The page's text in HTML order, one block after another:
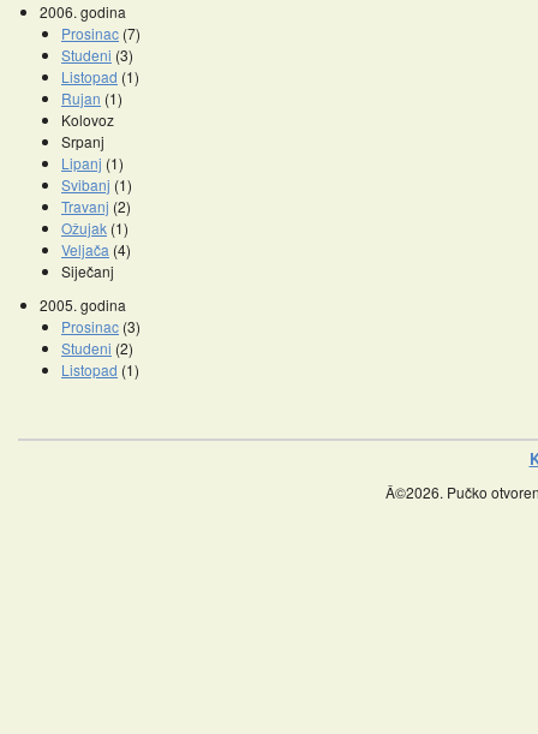
2006. godina
Prosinac (7)
Studeni (3)
Listopad (1)
Rujan (1)
Kolovoz
Srpanj
Lipanj (1)
Svibanj (1)
Travanj (2)
Ožujak (1)
Veljača (4)
Siječanj
2005. godina
Prosinac (3)
Studeni (2)
Listopad (1)
Â©2026. Pučko